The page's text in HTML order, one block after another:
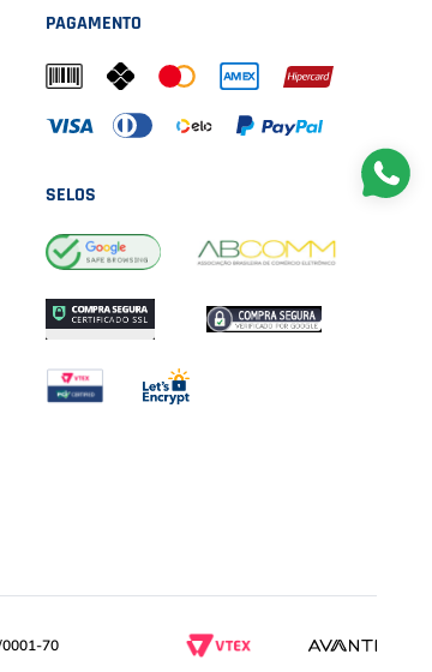
PAGAMENTO
SELOS
0001-70